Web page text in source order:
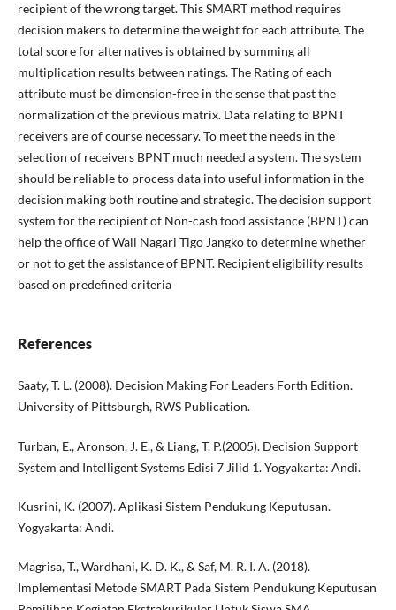
recipient of the wrong target. This SMART method requires
decision makers to determine the weight for each attribute. The
total score for alternatives is obtained by summing all
multiplication results between ratings. The Rating of each
attribute must be dimension-free in the sense that past the
normalization of the previous matrix. Data relating to BPNT
receivers are of course necessary. To meet the needs in the
selection of receivers BPNT much needed a system. The system
should be reliable to process data into useful information in the
decision making both routine and strategic. The decision support
system for the recipient of Non-cash food assistance (BPNT) can
help the office of Wali Nagari Tigo Jangko to determine whether
or not to get the assistance of BPNT. Recipient eligibility results
based on predefined criteria
References
Saaty, T. L. (2008). Decision Making For Leaders Forth Edition.
University of Pittsburgh, RWS Publication.
Turban, E., Aronson, J. E., & Liang, T. P.(2005). Decision Support
System and Intelligent Systems Edisi 7 Jilid 1. Yogyakarta: Andi.
Kusrini, K. (2007). Aplikasi Sistem Pendukung Keputusan.
Yogyakarta: Andi.
Magrisa, T., Wardhani, K. D. K., & Saf, M. R. I. A. (2018).
Implementasi Metode SMART Pada Sistem Pendukung Keputusan